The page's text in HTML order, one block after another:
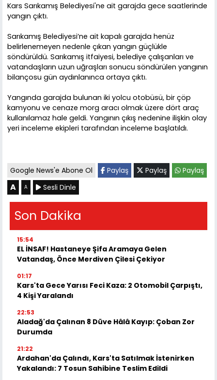
Kars Sarıkamış Belediyesi'ne ait garajda gece saatlerinde
yangın çıktı.
Sarıkamış Belediyesi’ne ait kapalı garajda henüz
belirlenemeyen nedenle çıkan yangın güçlükle
söndürüldü. Sarıkamış itfaiyesi, belediye çalışanları ve
vatandaşların uzun uğraşları sonucu söndürülen yangının
bilançosu gün aydınlanınca ortaya çıktı.
Yangında garajda bulunan iki yolcu otobüsü, bir çöp
kamyonu ve cenaze morg aracı olmak üzere dört araç
kullanılamaz hale geldi. Yangının çıkış nedenine ilişkin olay
yeri inceleme ekipleri tarafından inceleme başlatıldı.
Google News'e Abone Ol Paylaş Paylaş Paylaş
A A Sesli Dinle
Son Dakika
15:54
EL İNSAF! Hastaneye Şifa Aramaya Gelen
Vatandaş, Önce Merdiven Çilesi Çekiyor
01:17
Kars'ta Gece Yarısı Feci Kaza: 2 Otomobil Çarpıştı,
4 Kişi Yaralandı
22:53
Aladağ'da Çalınan 8 Düve Hâlâ Kayıp: Çoban Zor
Durumda
21:22
Ardahan'da Çalındı, Kars'ta Satılmak İstenirken
Yakalandı: 7 Tosun Sahibine Teslim Edildi